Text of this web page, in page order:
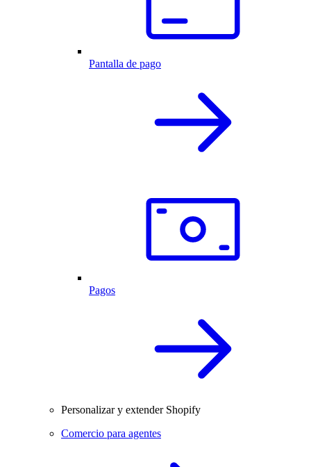
Pantalla de pago
Pagos
Personalizar y extender Shopify
Comercio para agentes